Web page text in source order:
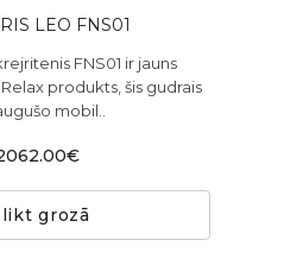
LEO FNS01
FNS01 ir jauns
produkts, šis gudrais
mobil..
grozā